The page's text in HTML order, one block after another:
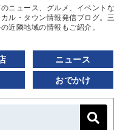
ニュース、グルメ、イベントな
ル・タウン情報発信ブログ。三
近隣地域の情報もご紹介。
ニュース
おでかけ